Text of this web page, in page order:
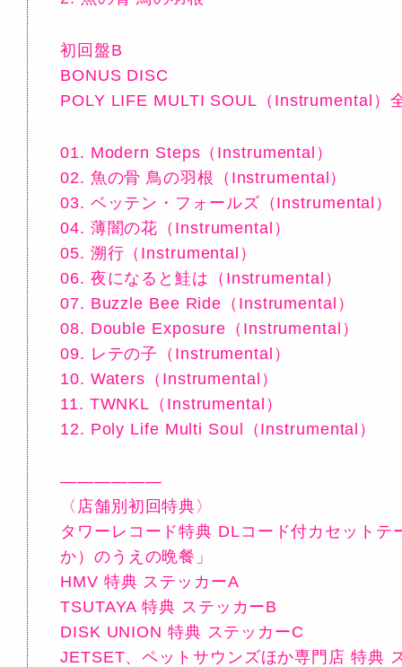
初回盤B
BONUS DISC
POLY LIFE MULTI SOUL（Instrumental）
01. Modern Steps（Instrumental）
02. 魚の骨 鳥の羽根（Instrumental）
03. ベッテン・フォールズ（Instrumental）
04. 薄闇の花（Instrumental）
05. 溯行（Instrumental）
06. 夜になると鮭は（Instrumental）
07. Buzzle Bee Ride（Instrumental）
08. Double Exposure（Instrumental）
09. レテの子（Instrumental）
10. Waters（Instrumental）
11. TWNKL（Instrumental）
12. Poly Life Multi Soul（Instrumental）
——————
〈店舗別初回特典〉
タワーレコード特典 DLコード付カセットテ
か）のうえの晩餐」
HMV 特典 ステッカーA
TSUTAYA 特典 ステッカーB
DISK UNION 特典 ステッカーC
JETSET、ペットサウンズほか専門店 特典